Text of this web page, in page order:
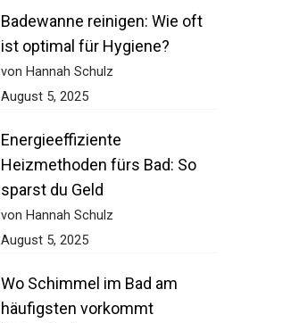
Badewanne reinigen: Wie oft
ist optimal für Hygiene?
von Hannah Schulz
August 5, 2025
Energieeffiziente
Heizmethoden fürs Bad: So
sparst du Geld
von Hannah Schulz
August 5, 2025
Wo Schimmel im Bad am
häufigsten vorkommt